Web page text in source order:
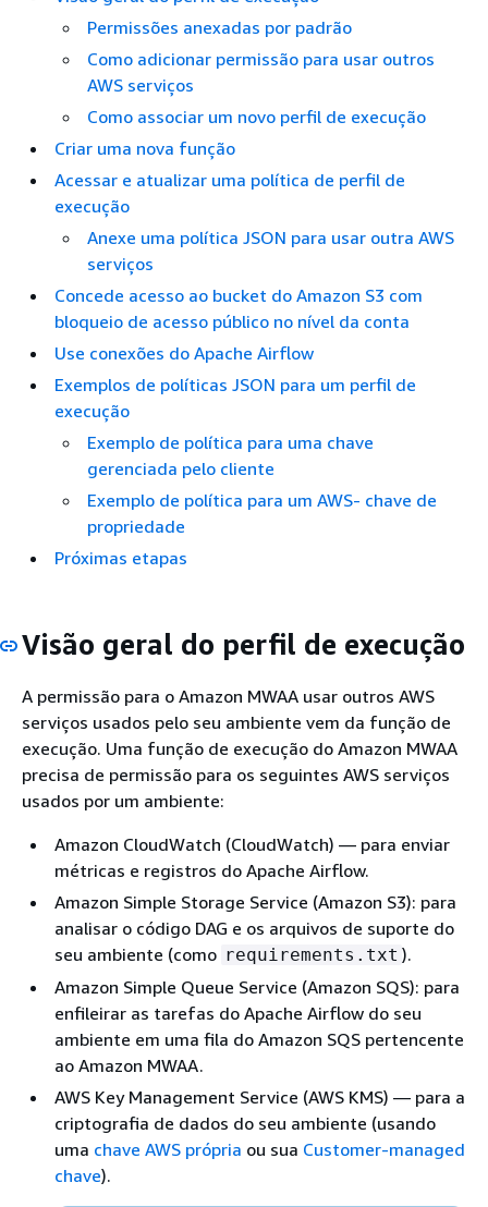
Permissões anexadas por padrão
Como adicionar permissão para usar outros
AWS serviços
Como associar um novo perfil de execução
Criar uma nova função
Acessar e atualizar uma política de perfil de
execução
Anexe uma política JSON para usar outra AWS
serviços
Concede acesso ao bucket do Amazon S3 com
bloqueio de acesso público no nível da conta
Use conexões do Apache Airflow
Exemplos de políticas JSON para um perfil de
execução
Exemplo de política para uma chave
gerenciada pelo cliente
Exemplo de política para um AWS- chave de
propriedade
Próximas etapas
Visão geral do perfil de execução
A permissão para o Amazon MWAA usar outros AWS
serviços usados pelo seu ambiente vem da função de
execução. Uma função de execução do Amazon MWAA
precisa de permissão para os seguintes AWS serviços
usados por um ambiente:
Amazon CloudWatch (CloudWatch) — para enviar
métricas e registros do Apache Airflow.
Amazon Simple Storage Service (Amazon S3): para
analisar o código DAG e os arquivos de suporte do
seu ambiente (como requirements.txt ).
Amazon Simple Queue Service (Amazon SQS): para
enfileirar as tarefas do Apache Airflow do seu
ambiente em uma fila do Amazon SQS pertencente
ao Amazon MWAA.
AWS Key Management Service (AWS KMS) — para a
criptografia de dados do seu ambiente (usando
uma chave AWS própria ou sua Customer-managed
chave).